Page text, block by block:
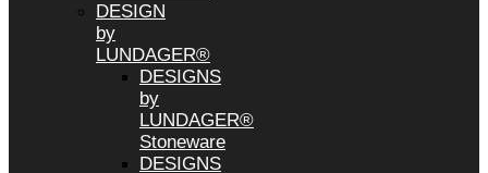
DESIGN
by
LUNDAGER®
DESIGNS
by
LUNDAGER®
Stoneware
DESIGNS